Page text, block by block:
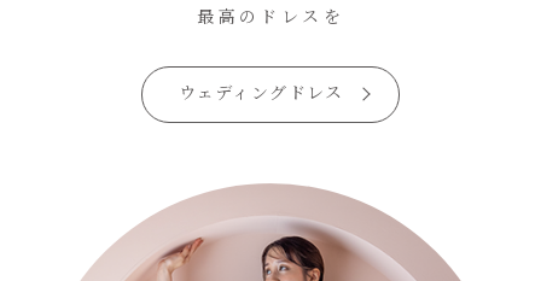
最高のドレスを
ウェディングドレス